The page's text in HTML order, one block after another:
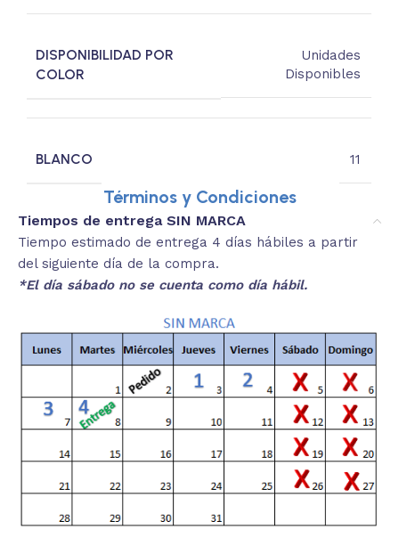
DISPONIBILIDAD POR
COLOR
Unidades
Disponibles
BLANCO 11
Términos y Condiciones
Tiempos de entrega SIN MARCA
Tiempo estimado de entrega 4 días hábiles a partir
del siguiente día de la compra.
*El día sábado no se cuenta como día hábil.